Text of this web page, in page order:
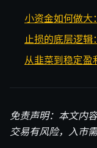
小资金如何做大
止损的底层逻辑
从韭菜到稳定盈
免责声明：本文内
交易有风险，入市需